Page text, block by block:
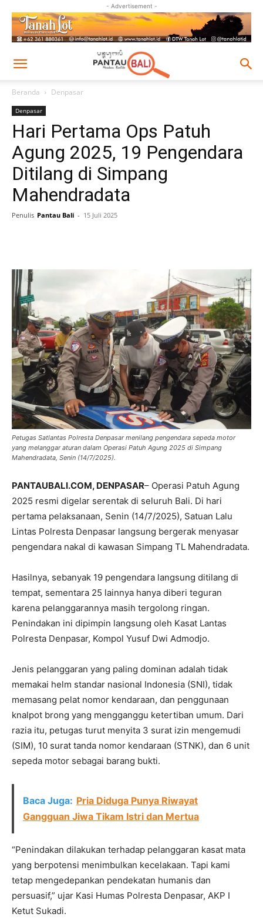
- Advertisement -
Beranda Denpasar
Denpasar
Hari Pertama Ops Patuh
Agung 2025, 19 Pengendara
Ditilang di Simpang
Mahendradata
Penulis Pantau Bali - 15 Juli 2025
Petugas Satlantas Polresta Denpasar menilang pengendara sepeda motor
yang melanggar aturan dalam Operasi Patuh Agung 2025 di Simpang
Mahendradata, Senin (14/7/2025).
PANTAUBALI.COM, DENPASAR– Operasi Patuh Agung
2025 resmi digelar serentak di seluruh Bali. Di hari
pertama pelaksanaan, Senin (14/7/2025), Satuan Lalu
Lintas Polresta Denpasar langsung bergerak menyasar
pengendara nakal di kawasan Simpang TL Mahendradata.
Hasilnya, sebanyak 19 pengendara langsung ditilang di
tempat, sementara 25 lainnya hanya diberi teguran
karena pelanggarannya masih tergolong ringan.
Penindakan ini dipimpin langsung oleh Kasat Lantas
Polresta Denpasar, Kompol Yusuf Dwi Admodjo.
Jenis pelanggaran yang paling dominan adalah tidak
memakai helm standar nasional Indonesia (SNI), tidak
memasang pelat nomor kendaraan, dan penggunaan
knalpot brong yang mengganggu ketertiban umum. Dari
razia itu, petugas turut menyita 3 surat izin mengemudi
(SIM), 10 surat tanda nomor kendaraan (STNK), dan 6 unit
sepeda motor sebagai barang bukti.
Baca Juga: Pria Diduga Punya Riwayat
Gangguan Jiwa Tikam Istri dan Mertua
“Penindakan dilakukan terhadap pelanggaran kasat mata
yang berpotensi menimbulkan kecelakaan. Tapi kami
tetap mengedepankan pendekatan humanis dan
persuasif,” ujar Kasi Humas Polresta Denpasar, AKP I
Ketut Sukadi.